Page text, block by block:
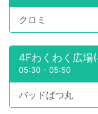
クロミ
4Fわくわく広場
05:30 - 05:50
バッドばつ丸